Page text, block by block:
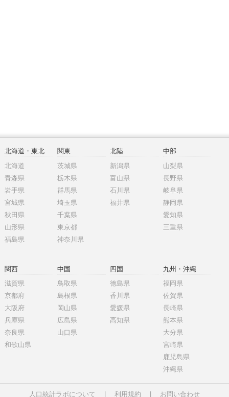
北海道・東北
北海道
青森県
岩手県
宮城県
秋田県
山形県
福島県
関東
茨城県
栃木県
群馬県
埼玉県
千葉県
東京都
神奈川県
北陸
新潟県
富山県
石川県
福井県
中部
山梨県
長野県
岐阜県
静岡県
愛知県
三重県
関西
滋賀県
京都府
大阪府
兵庫県
奈良県
和歌山県
中国
鳥取県
島根県
岡山県
広島県
山口県
四国
徳島県
香川県
愛媛県
高知県
九州・沖縄
福岡県
佐賀県
長崎県
熊本県
大分県
宮崎県
鹿児島県
沖縄県
人口統計ラボについて 利用規約 お問い合わせ